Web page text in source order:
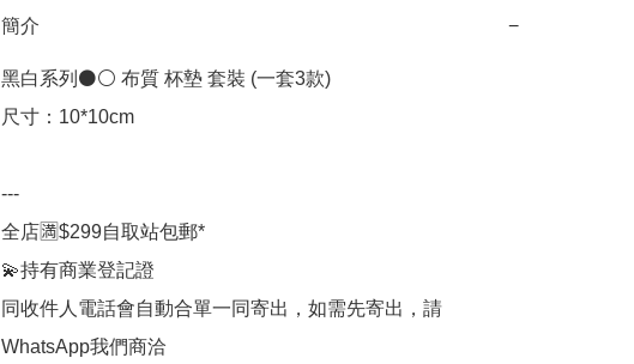
簡介 −
黑白系列⚫️⚪️ 布質 杯墊 套裝 (一套3款)
尺寸：10*10cm
---
全店🈵$299自取站包郵*
💫持有商業登記證
同收件人電話會自動合單一同寄出，如需先寄出，請
WhatsApp我們商洽